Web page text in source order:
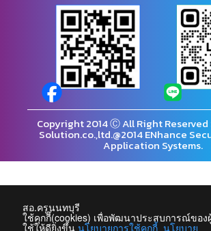
Copyright 2014 Ⓒ All Right Reserved
Solution.co.,ltd.@2014 ENhance
Application Systems.
สอ.ครูนนทบุรี
ใช้คุกกี้(cookies) เพื่อพัฒนาประสบการณ์ของ
ใช้ให้ดียิ่งขึ้น นโยบายการใช้คุกกี้ นโยบาย